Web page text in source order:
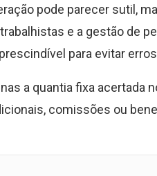
pode parecer sutil,
e a gestão de
para evitar
a quantia fixa acertada
comissões ou